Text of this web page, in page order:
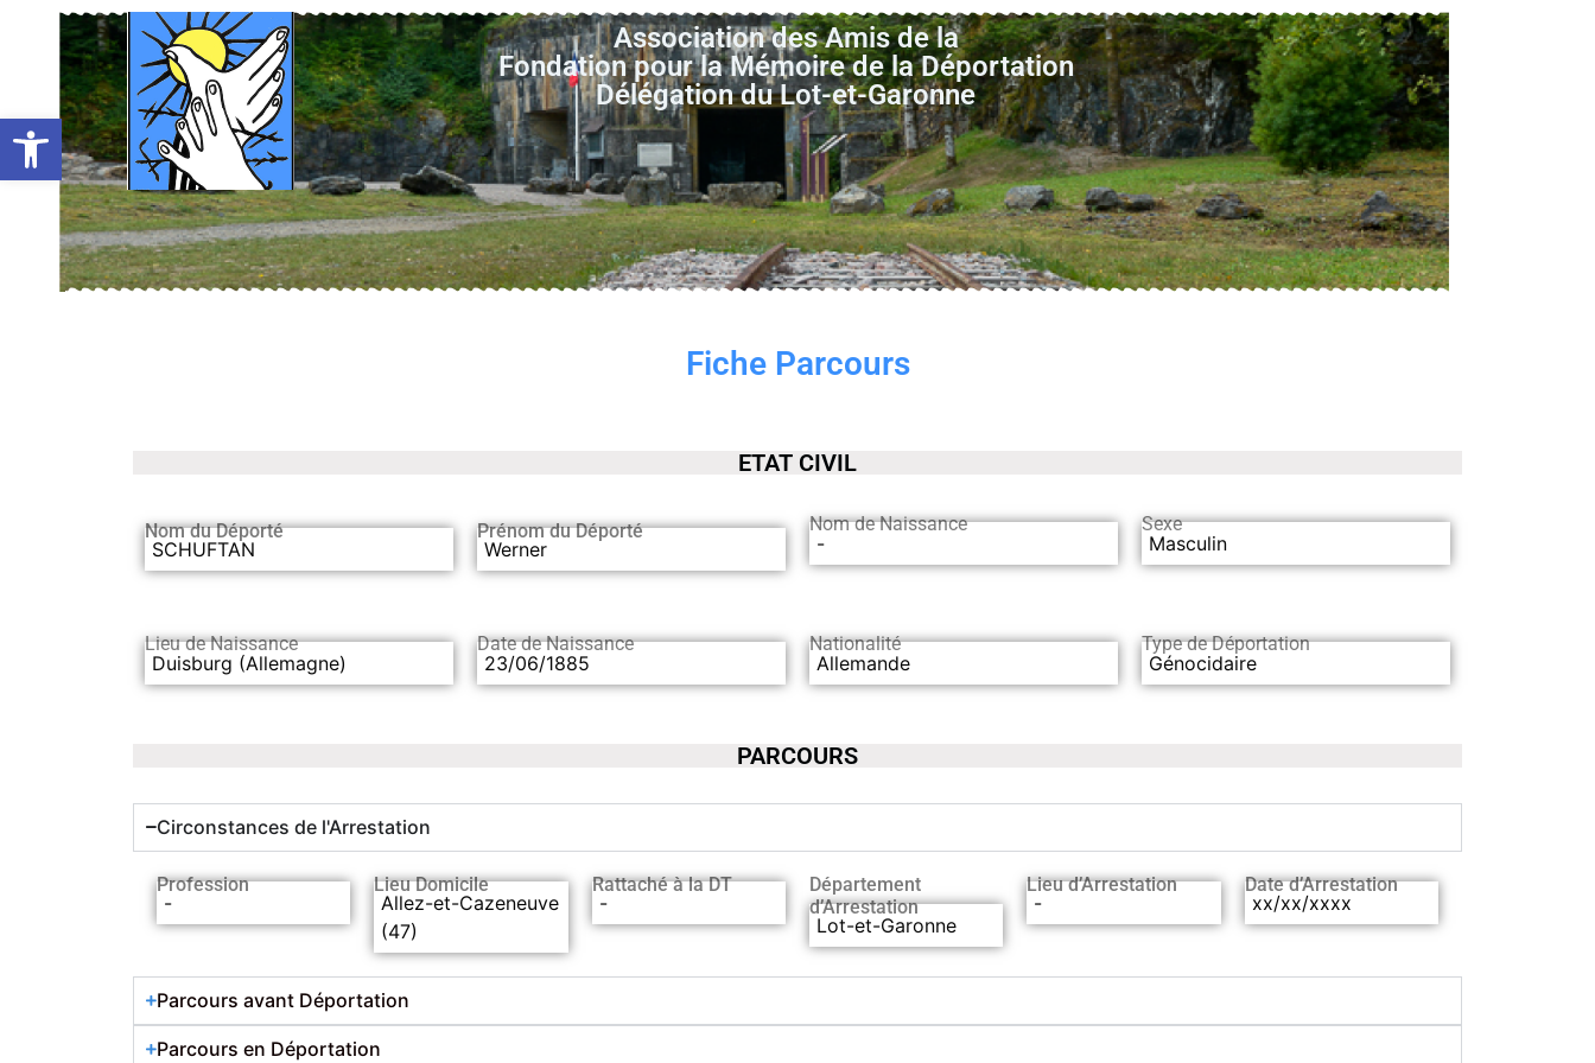
Ouvrir la barre d’outils
Association des Amis de la
Fondation pour la Mémoire de la Déportation
Délégation du Lot-et-Garonne
Fiche Parcours
ETAT CIVIL
Nom du Déporté
SCHUFTAN
Prénom du Déporté
Werner
Nom de Naissance
-
Sexe
Masculin
Lieu de Naissance
Duisburg (Allemagne)
Date de Naissance
23/06/1885
Nationalité
Allemande
Type de Déportation
Génocidaire
PARCOURS
Circonstances de l'Arrestation
Profession
-
Lieu Domicile
Allez-et-Cazeneuve
(47)
Rattaché à la DT
-
Département
d’Arrestation
Lot-et-Garonne
Lieu d’Arrestation
-
Date d’Arrestation
xx/xx/xxxx
Parcours avant Déportation
Parcours en Déportation